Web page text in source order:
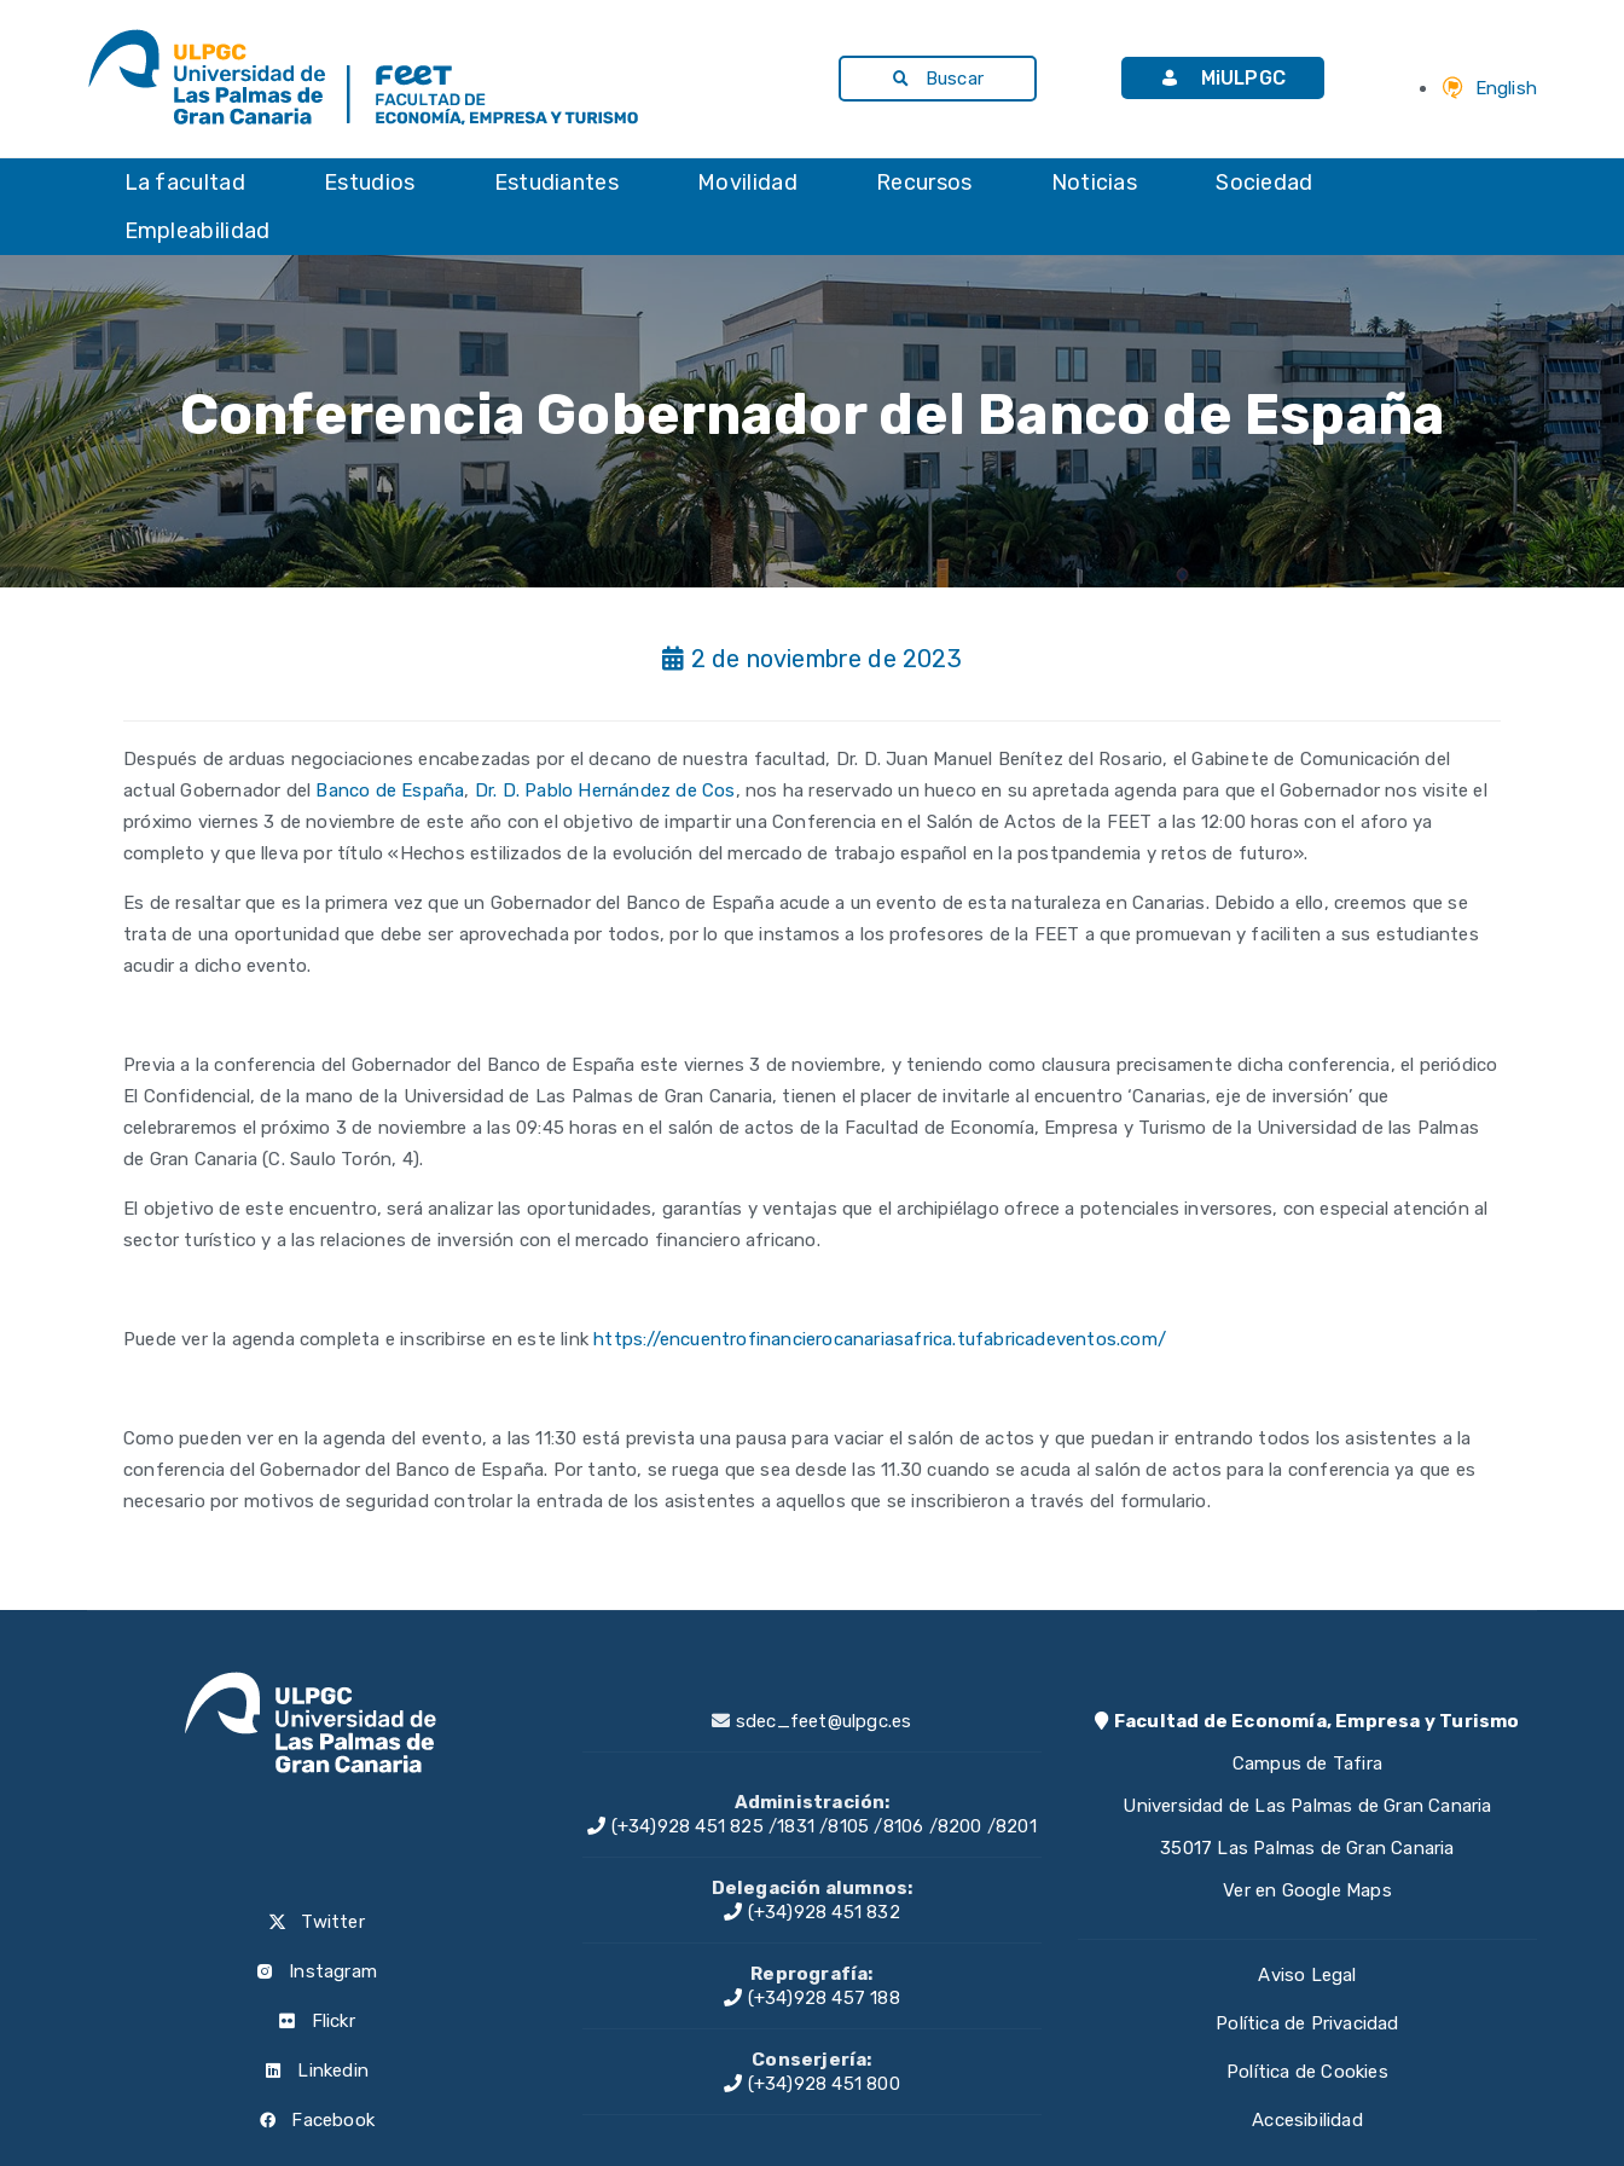
Buscar MiULPGC English
La facultad Estudios Estudiantes Movilidad Recursos Noticias
Sociedad
Empleabilidad
Conferencia Gobernador del Banco de España
2 de noviembre de 2023
Después de arduas negociaciones encabezadas por el decano de nuestra facultad, Dr. D. Juan Manuel Benítez del Rosario, el Gabinete de Comunicación del
actual Gobernador del Banco de España, Dr. D. Pablo Hernández de Cos, nos ha reservado un hueco en su apretada agenda para que el Gobernador nos visite el
próximo viernes 3 de noviembre de este año con el objetivo de impartir una Conferencia en el Salón de Actos de la FEET a las 12:00 horas con el aforo ya
completo y que lleva por título «Hechos estilizados de la evolución del mercado de trabajo español en la postpandemia y retos de futuro».
Es de resaltar que es la primera vez que un Gobernador del Banco de España acude a un evento de esta naturaleza en Canarias. Debido a ello, creemos que se
trata de una oportunidad que debe ser aprovechada por todos, por lo que instamos a los profesores de la FEET a que promuevan y faciliten a sus estudiantes
acudir a dicho evento.
Previa a la conferencia del Gobernador del Banco de España este viernes 3 de noviembre, y teniendo como clausura precisamente dicha conferencia, el periódico
El Confidencial, de la mano de la Universidad de Las Palmas de Gran Canaria, tienen el placer de invitarle al encuentro ‘Canarias, eje de inversión’ que
celebraremos el próximo 3 de noviembre a las 09:45 horas en el salón de actos de la Facultad de Economía, Empresa y Turismo de la Universidad de las Palmas
de Gran Canaria (C. Saulo Torón, 4).
El objetivo de este encuentro, será analizar las oportunidades, garantías y ventajas que el archipiélago ofrece a potenciales inversores, con especial atención al
sector turístico y a las relaciones de inversión con el mercado financiero africano.
Puede ver la agenda completa e inscribirse en este linkhttps://encuentrofinancierocanariasafrica.tufabricadeventos.com/
Como pueden ver en la agenda del evento, a las 11:30 está prevista una pausa para vaciar el salón de actos y que puedan ir entrando todos los asistentes a la
conferencia del Gobernador del Banco de España. Por tanto, se ruega que sea desde las 11.30 cuando se acuda al salón de actos para la conferencia ya que es
necesario por motivos de seguridad controlar la entrada de los asistentes a aquellos que se inscribieron a través del formulario.
Twitter
Instagram
Flickr
Linkedin
Facebook
sdec_feet@ulpgc.es
Administración:
(+34)928 451 825 /1831/8105 /8106 /8200 /8201
Delegación alumnos:
(+34)928 451 832
Reprografía:
(+34)928 457 188
Conserjería:
(+34)928 451 800
Facultad de Economía, Empresa y Turismo
Campus de Tafira
Universidad de Las Palmas de Gran Canaria
35017 Las Palmas de Gran Canaria
Ver en Google Maps
Aviso Legal
Política de Privacidad
Política de Cookies
Accesibilidad